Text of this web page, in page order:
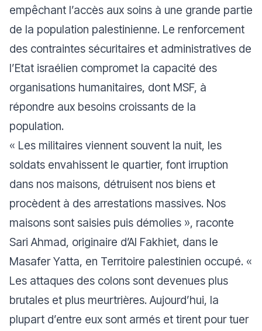
empêchant l’accès aux soins à une grande partie
de la population palestinienne. Le renforcement
des contraintes sécuritaires et administratives de
l’Etat israélien compromet la capacité des
organisations humanitaires, dont MSF, à
répondre aux besoins croissants de la
population.
« Les militaires viennent souvent la nuit, les
soldats envahissent le quartier, font irruption
dans nos maisons, détruisent nos biens et
procèdent à des arrestations massives. Nos
maisons sont saisies puis démolies », raconte
Sari Ahmad, originaire d’Al Fakhiet, dans le
Masafer Yatta, en Territoire palestinien occupé. «
Les attaques des colons sont devenues plus
brutales et plus meurtrières. Aujourd’hui, la
plupart d’entre eux sont armés et tirent pour tuer